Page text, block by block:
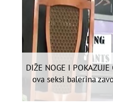
DIŽE NOGE I
ova seksi balerina